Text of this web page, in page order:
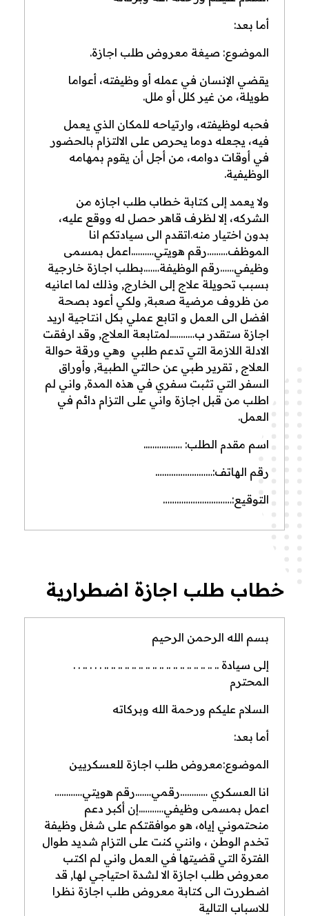
أما بعد:
الموضوع: صيغة معروض طلب اجازة.
يقضي الإنسان في عمله أو وظيفته، أعواما
طويلة، من غير كلل أو ملل.
فحبه لوظيفته، وارتياحه للمكان الذي يعمل
فيه، يجعله دوما يحرص على الالتزام بالحضور
في أوقات دوامه، من أجل أن يقوم بمهامه
الوظيفية.
ولا يعمد إلى كتابة خطاب طلب اجازه من
الشركه، إلا لظرف قاهر حصل له ووقع عليه،
بدون اختيار منه.اتقدم الى سيادتكم انا
الموظف………رقم هويتي……….اعمل بمسمى
وظيفي……رقم الوظيفة…….بطلب اجازة خارجية
بسبب تحويلة علاج إلى الخارج, وذلك لما اعانيه
من ظروف مرضية صعبة, ولكي أعود بصحة
افضل الى العمل و اتابع عملي بكل انتاجية اريد
اجازة ستقدر ب………..لمتابعة العلاج, وقد ارفقت
الادلة اللازمة التي تدعم طلبي وهي ورقة حوالة
العلاج , تقرير طبي عن حالتي الطبية, وأوراق
السفر التي تثبت سفري في هذه المدة, واني لم
اطلب من قبل اجازة واني على التزام دائم في
العمل.
اسم مقدم الطلب: ……………..
رقم الهاتف:…………………….
التوقيع:…………………………
خطاب طلب اجازة اضطرارية
بسم الله الرحمن الرحيم
إلى سيادة .. .. .. .. .. .. .. .. .. .. .. .. .. .. .. .. .. . . . .. . .
المحترم
السلام عليكم ورحمة الله وبركاته
أما بعد:
الموضوع:معروض طلب اجازة للعسكريين
انا العسكري …………رقمي…….رقم هويتي…………
اعمل بمسمى وظيفي………..إن أكبر دعم
منحتموني إياه، هو موافقتكم على شغل وظيفة
تخدم الوطن ، وانني كنت على التزام شديد طوال
الفترة التي قضيتها في العمل واني لم اكتب
معروض طلب اجازة الا لشدة احتياجي لها, قد
اضطررت الى كتابة معروض طلب اجازة نظرا
للاسباب التالية